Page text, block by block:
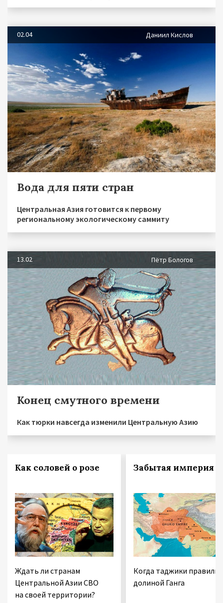
02.04 Даниил Кислов
Вода для пяти стран
Центральная Азия готовится к первому
региональному экологическому саммиту
13.02 Пётр Бологов
Конец смутного времени
Как тюрки навсегда изменили Центральную Азию
Как соловей о розе
Ждать ли странам
Центральной Азии СВО
на своей территории?
Забытая империя
Когда таджики правили
долиной Ганга